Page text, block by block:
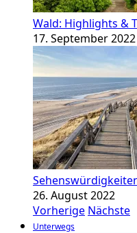
Wald: Highlights &
17. September 2022
26. August 2022
Vorherige Nächste
Unterwegs